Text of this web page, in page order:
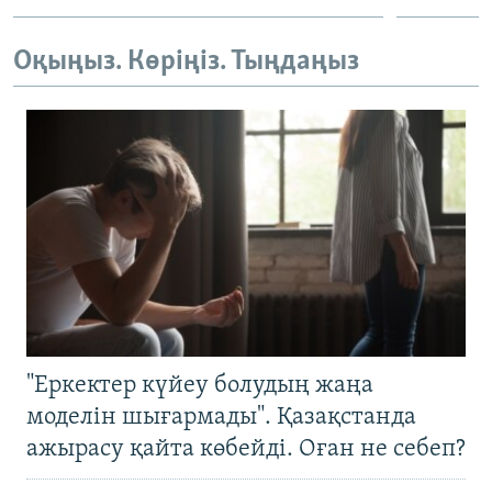
Оқыңыз. Көріңіз. Тыңдаңыз
"Еркектер күйеу болудың жаңа
моделін шығармады". Қазақстанда
ажырасу қайта көбейді. Оған не себеп?